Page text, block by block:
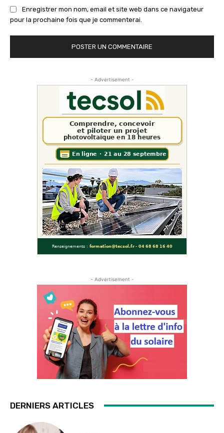
Enregistrer mon nom, email et site web dans ce navigateur
pour la prochaine fois que je commenterai.
- Advertisement -
- Advertisement -
DERNIERS ARTICLES